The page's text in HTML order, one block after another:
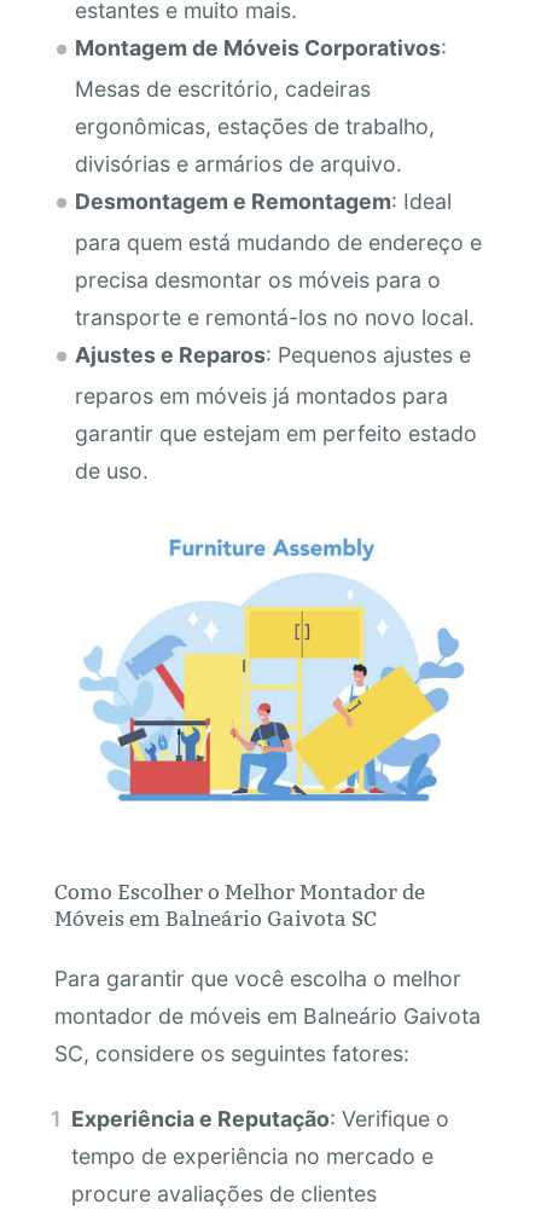
estantes e muito mais.
Montagem de Móveis Corporativos:
Mesas de escritório, cadeiras
ergonômicas, estações de trabalho,
divisórias e armários de arquivo.
Desmontagem e Remontagem: Ideal
para quem está mudando de endereço e
precisa desmontar os móveis para o
transporte e remontá-los no novo local.
Ajustes e Reparos: Pequenos ajustes e
reparos em móveis já montados para
garantir que estejam em perfeito estado
de uso.
Como Escolher o Melhor Montador de
Móveis em Balneário Gaivota SC
Para garantir que você escolha o melhor
montador de móveis em Balneário Gaivota
SC, considere os seguintes fatores:
Experiência e Reputação: Verifique o
tempo de experiência no mercado e
procure avaliações de clientes